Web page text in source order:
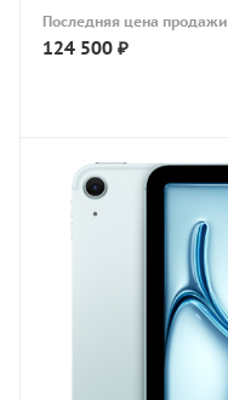
Последняя цена продажи
124 500 ₽